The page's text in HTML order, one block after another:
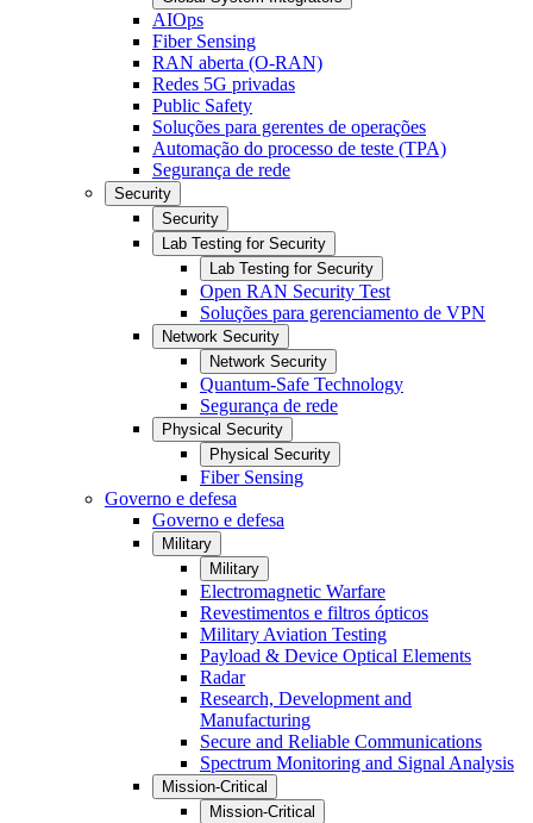
AIOps
Fiber Sensing
RAN aberta (O-RAN)
Redes 5G privadas
Public Safety
Soluções para gerentes de operações
Automação do processo de teste (TPA)
Segurança de rede
Security
Security
Lab Testing for Security
Lab Testing for Security
Open RAN Security Test
Soluções para gerenciamento de VPN
Network Security
Network Security
Quantum-Safe Technology
Segurança de rede
Physical Security
Physical Security
Fiber Sensing
Governo e defesa
Governo e defesa
Military
Military
Electromagnetic Warfare
Revestimentos e filtros ópticos
Military Aviation Testing
Payload & Device Optical Elements
Radar
Research, Development and
Manufacturing
Secure and Reliable Communications
Spectrum Monitoring and Signal Analysis
Mission-Critical
Mission-Critical